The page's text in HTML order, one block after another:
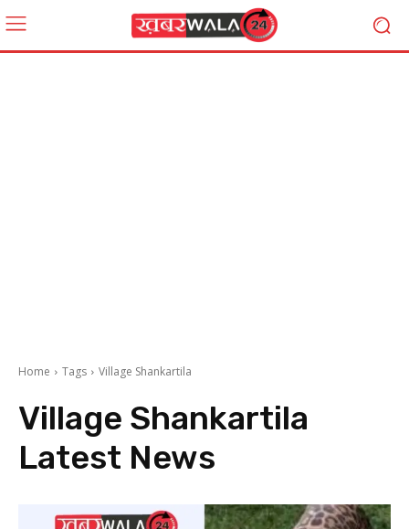
Home Tags Village Shankartila
Village Shankartila
Latest News